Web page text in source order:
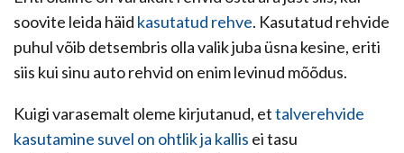
soovite leida häid kasutatud rehve. Kasutatud rehvide
puhul võib detsembris olla valik juba üsna kesine, eriti
siis kui sinu auto rehvid on enim levinud mõõdus.
Kuigi varasemalt oleme kirjutanud, ettalverehvide
kasutamine suvel on ohtlik ja kallis ei tasu